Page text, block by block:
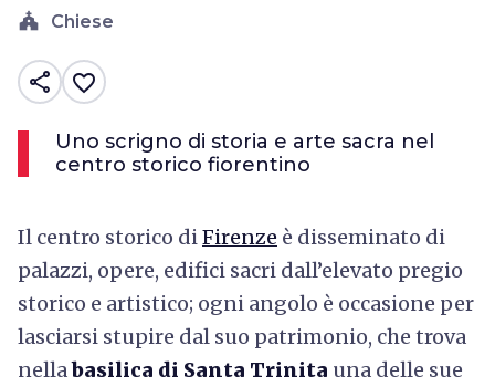
church Chiese
share favorite_border
Uno scrigno di storia e arte sacra nel
centro storico fiorentino
Il centro storico diFirenze è disseminato di
palazzi, opere, edifici sacri dall’elevato pregio
storico e artistico; ogni angolo è occasione per
lasciarsi stupire dal suo patrimonio, che trova
nellabasilica di Santa Trinita una delle sue